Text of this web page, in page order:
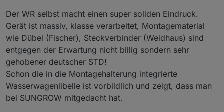
Der WR selbst macht einen super soliden Eindruck.
Gerät ist massiv, klasse verarbeitet, Montagematerial
wie Dübel (Fischer), Steckverbinder (Weidhaus) sind
entgegen der Erwartung nicht billig sondern sehr
gehobener deutscher STD!
Schon die in die Montagehalterung integrierte
Wasserwagenlibelle ist vorbildlich und zeigt, dass man
bei SUNGROW mitgedacht hat.